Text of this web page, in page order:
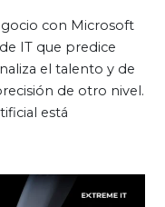
con Microsoft
IT que predice
el talento y de
de otro nivel.
está